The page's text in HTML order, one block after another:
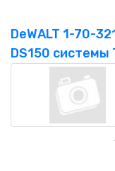
DeWALT 1-70-
DS150 системы